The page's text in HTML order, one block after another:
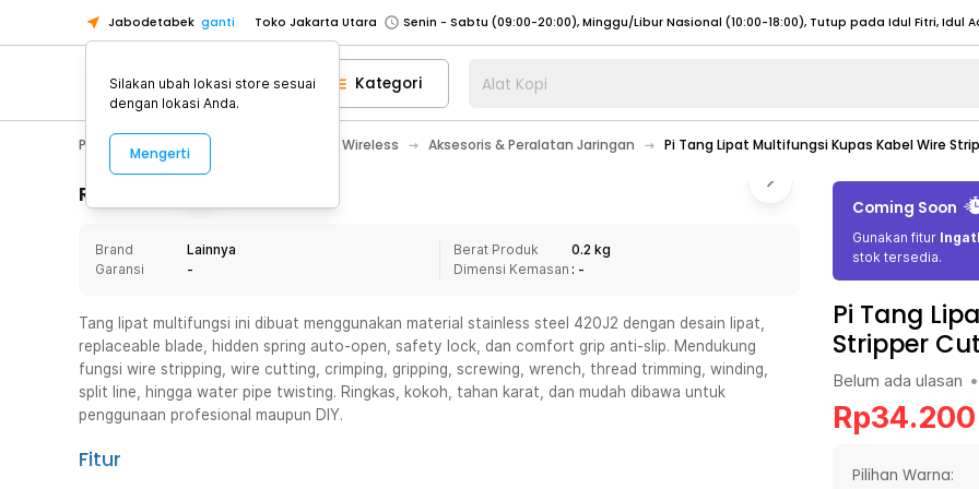
Jabodetabek ganti Toko Jakarta Utara
Toko Tangerang
Toko Cikupa
Pick n Go Jakarta Barat
Senin - Jumat (07:00 - 20:00), Sabtu - Minggu (08:00 - 20:00), Tutup pada Idul Fitri
Pick n Go Bekasi
Senin - Jumat (08:00 - 20:00), Sabtu - Minggu/ Libur Nasional (08:00 - 17:00) Selengkapnya
Senin - Jumat (08:00 - 20:00), Sabtu - Minggu/ Libur Nasional (08:00 - 17:00) Selengkapnya
Senin - Sabtu (09:00-20:00), Minggu/Libur Nasional (12:00-20:00), Tutup pada Idul Fitri
Senin - Sabtu (09:00-20:00), Minggu/Libur Nasional (12:00-20:00), Tutup pada Idul Fitri
Toko Tangerang
Toko Cikupa
Pick n Go Jakarta Barat
Senin - Jumat (07:00 - 20:00), Sabtu - Minggu (08:00 - 20:00), Tutup pada Idul Fitri
Pick n Go Bekasi
Senin - Jumat (08:00 - 20:00), Sabtu - Minggu/ Libur Nasional (08:00 - 17:00) Selengkapnya
Kategori Alat Kopi
PC & Laptop Komponen Jaringan & Wireless Aksesoris & Peralatan Jaringan Pi Tang Lipat Multifungsi Kupas Kabel Wire
Rincian Produk
Brand
Lainnya
Garansi
-
Berat Produk
0.2 kg
Dimensi Kemasan : -
Tang lipat multifungsi ini dibuat menggunakan material stainless steel 420J2 dengan desain lipat,
replaceable blade, hidden spring auto-open, safety lock, dan comfort grip anti-slip. Mendukung
fungsi wire stripping, wire cutting, crimping, gripping, screwing, wrench, thread trimming, winding,
split line, hingga water pipe twisting. Ringkas, kokoh, tahan karat, dan mudah dibawa untuk
penggunaan profesional maupun DIY.
Fitur
Coming Soon
Gunakan fitur
stok tersedia.
Pi Tang
Stripper
Belum ada ulasan •
Rp34.200
Pilihan Warna:
Silakan ubah lokasi store sesuai
dengan lokasi Anda.
Mengerti